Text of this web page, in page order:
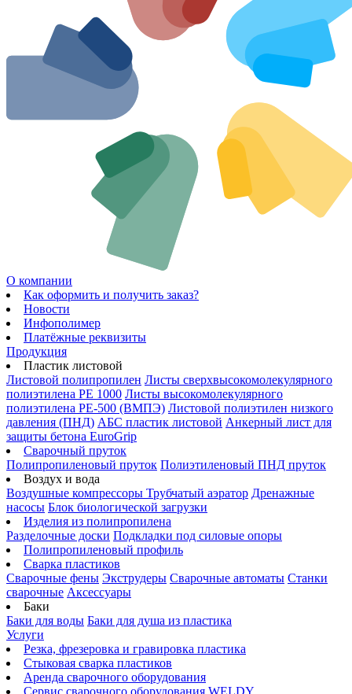
О компании
Как оформить и получить заказ?
Новости
Инфополимер
Платёжные реквизиты
Продукция
Пластик листовой
Листовой полипропилен Листы сверхвысокомолекулярного
полиэтилена PE 1000 Листы высокомолекулярного
полиэтилена РЕ-500 (ВМПЭ) Листовой полиэтилен низкого
давления (ПНД) АБС пластик листовой Анкерный лист для
защиты бетона EuroGrip
Сварочный пруток
Полипропиленовый пруток Полиэтиленовый ПНД пруток
Воздух и вода
Воздушные компрессоры Трубчатый аэратор Дренажные
насосы Блок биологической загрузки
Изделия из полипропилена
Разделочные доски Подкладки под силовые опоры
Полипропиленовый профиль
Сварка пластиков
Сварочные фены Экструдеры Сварочные автоматы Станки
сварочные Аксессуары
Баки
Баки для воды Баки для душа из пластика
Услуги
Резка, фрезеровка и гравировка пластика
Стыковая сварка пластиков
Аренда сварочного оборудования
Сервис сварочного оборудования WELDY